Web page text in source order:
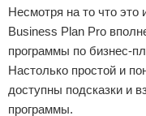
Несмотря на то что
Business Plan Pro
программы по бизнес-
Настолько простой и
доступны подсказки и
программы.